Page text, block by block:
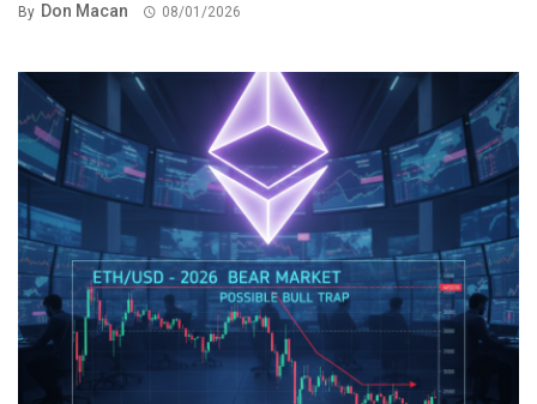
By Don Macan 08/01/2026